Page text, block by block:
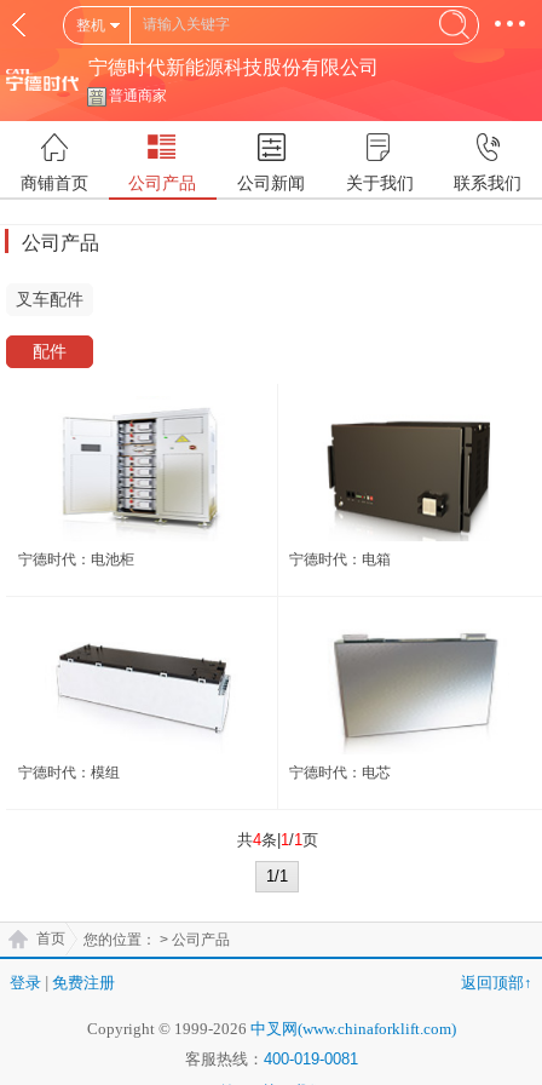
整机
宁德时代新能源科技股份有限公司
普通商家
商铺首页 公司产品 公司新闻 关于我们 联系我们
公司产品
叉车配件
配件
宁德时代：电池柜 宁德时代：电箱
宁德时代：模组 宁德时代：电芯
共4条| 1/1页
1/1
您的位置：
首页 > 公司产品
登录 免费注册 返回顶部↑
Copyright © 1999-2026 中叉网(www.chinaforklift.com)
客服热线： 400-019-0081